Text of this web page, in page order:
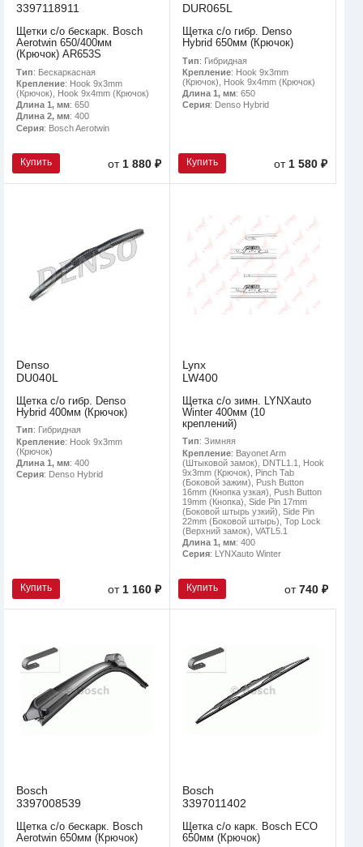
3397118911
Щетки с/о бескарк. Bosch
Aerotwin 650/400мм
(Крючок) AR653S
Тип: Бескаркасная
Крепление: Hook 9x3mm
(Крючок), Hook 9x4mm (Крючок)
Длина 1, мм: 650
Длина 2, мм: 400
Серия: Bosch Aerotwin
Купить от1 880 ₽
DUR065L
Щетка с/о гибр. Denso
Hybrid 650мм (Крючок)
Тип: Гибридная
Крепление: Hook 9x3mm
(Крючок), Hook 9x4mm (Крючок)
Длина 1, мм: 650
Серия: Denso Hybrid
Купить от1 580 ₽
Denso
DU040L
Щетка с/о гибр. Denso
Hybrid 400мм (Крючок)
Тип: Гибридная
Крепление: Hook 9x3mm
(Крючок)
Длина 1, мм: 400
Серия: Denso Hybrid
Купить от1 160 ₽
Lynx
LW400
Щетка с/о зимн. LYNXauto
Winter 400мм (10
креплений)
Тип: Зимняя
Крепление: Bayonet Arm
(Штыковой замок), DNTL1.1, Hook
9x3mm (Крючок), Pinch Tab
(Боковой зажим), Push Button
16mm (Кнопка узкая), Push Button
19mm (Кнопка), Side Pin 17mm
(Боковой штырь узкий), Side Pin
22mm (Боковой штырь), Top Lock
(Верхний замок), VATL5.1
Длина 1, мм: 400
Серия: LYNXauto Winter
Купить от740 ₽
Bosch
3397008539
Щетка с/о бескарк. Bosch
Aerotwin 650мм (Крючок)
Bosch
3397011402
Щетка с/о карк. Bosch ECO
650мм (Крючок)